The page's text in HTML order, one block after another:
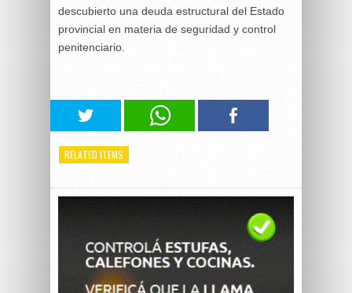
descubierto una deuda estructural del Estado
provincial en materia de seguridad y control
penitenciario.
RELATED ITEMS